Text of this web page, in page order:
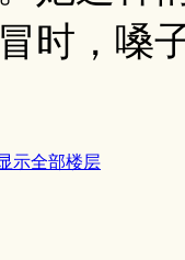
时，嗓
示全部楼层